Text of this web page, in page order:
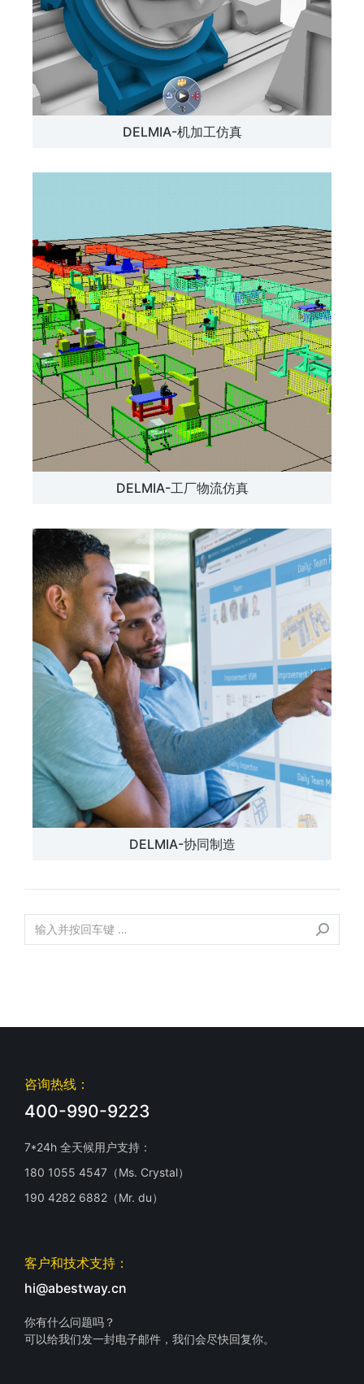
DELMIA-机加工仿真
DELMIA-工厂物流仿真
DELMIA-协同制造
咨询热线：
400-990-9223
7*24h 全天候用户支持：
180 1055 4547（Ms. Crystal）
190 4282 6882（Mr. du）
客户和技术支持：
hi@abestway.cn
你有什么问题吗？
可以给我们发一封电子邮件，我们会尽快回复你。